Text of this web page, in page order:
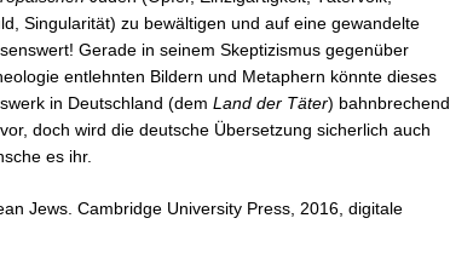
Singularität) zu bewältigen und auf eine gewandelte
Gerade in seinem Skeptizismus gegenüber
entlehnten Bildern und Metaphern könnte dieses
in Deutschland (dem Land der Täter) bahnbrechend
doch wird die deutsche Übersetzung sicherlich auch
es ihr.
Jews. Cambridge University Press, 2016, digitale